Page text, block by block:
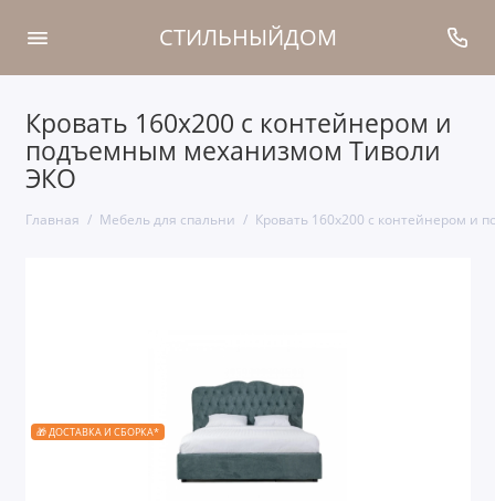
СТИЛЬНЫЙДОМ
Кровать 160x200 с контейнером и
подъемным механизмом Тиволи
ЭКО
Главная Мебель для спальни Кровать 160x200 с контейнером
🎁 ДОСТАВКА И СБОРКА*